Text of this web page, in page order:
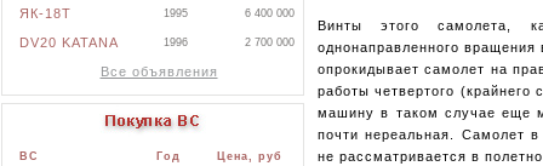
ЯК-18Т 1995 6 400 000
DV20 KATANA 1996 2 700 000
Все объявления
ВС Год Цена, руб
Винты этого самолета,
однонаправленного
опрокидывает самолет на
работы четвертого (крайнего
машину в таком случае еще
почти нереальная. Самолет
не рассматривается в